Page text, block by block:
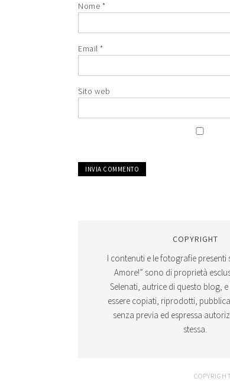
Nome *
Email *
Sito web
COPYRIGHT
I contenuti e le fotografie presenti
Amore!” sono di proprietà
Selenati, autrice di questo blog,
essere copiati, riprodotti,
senza previa ed espressa
stessa.